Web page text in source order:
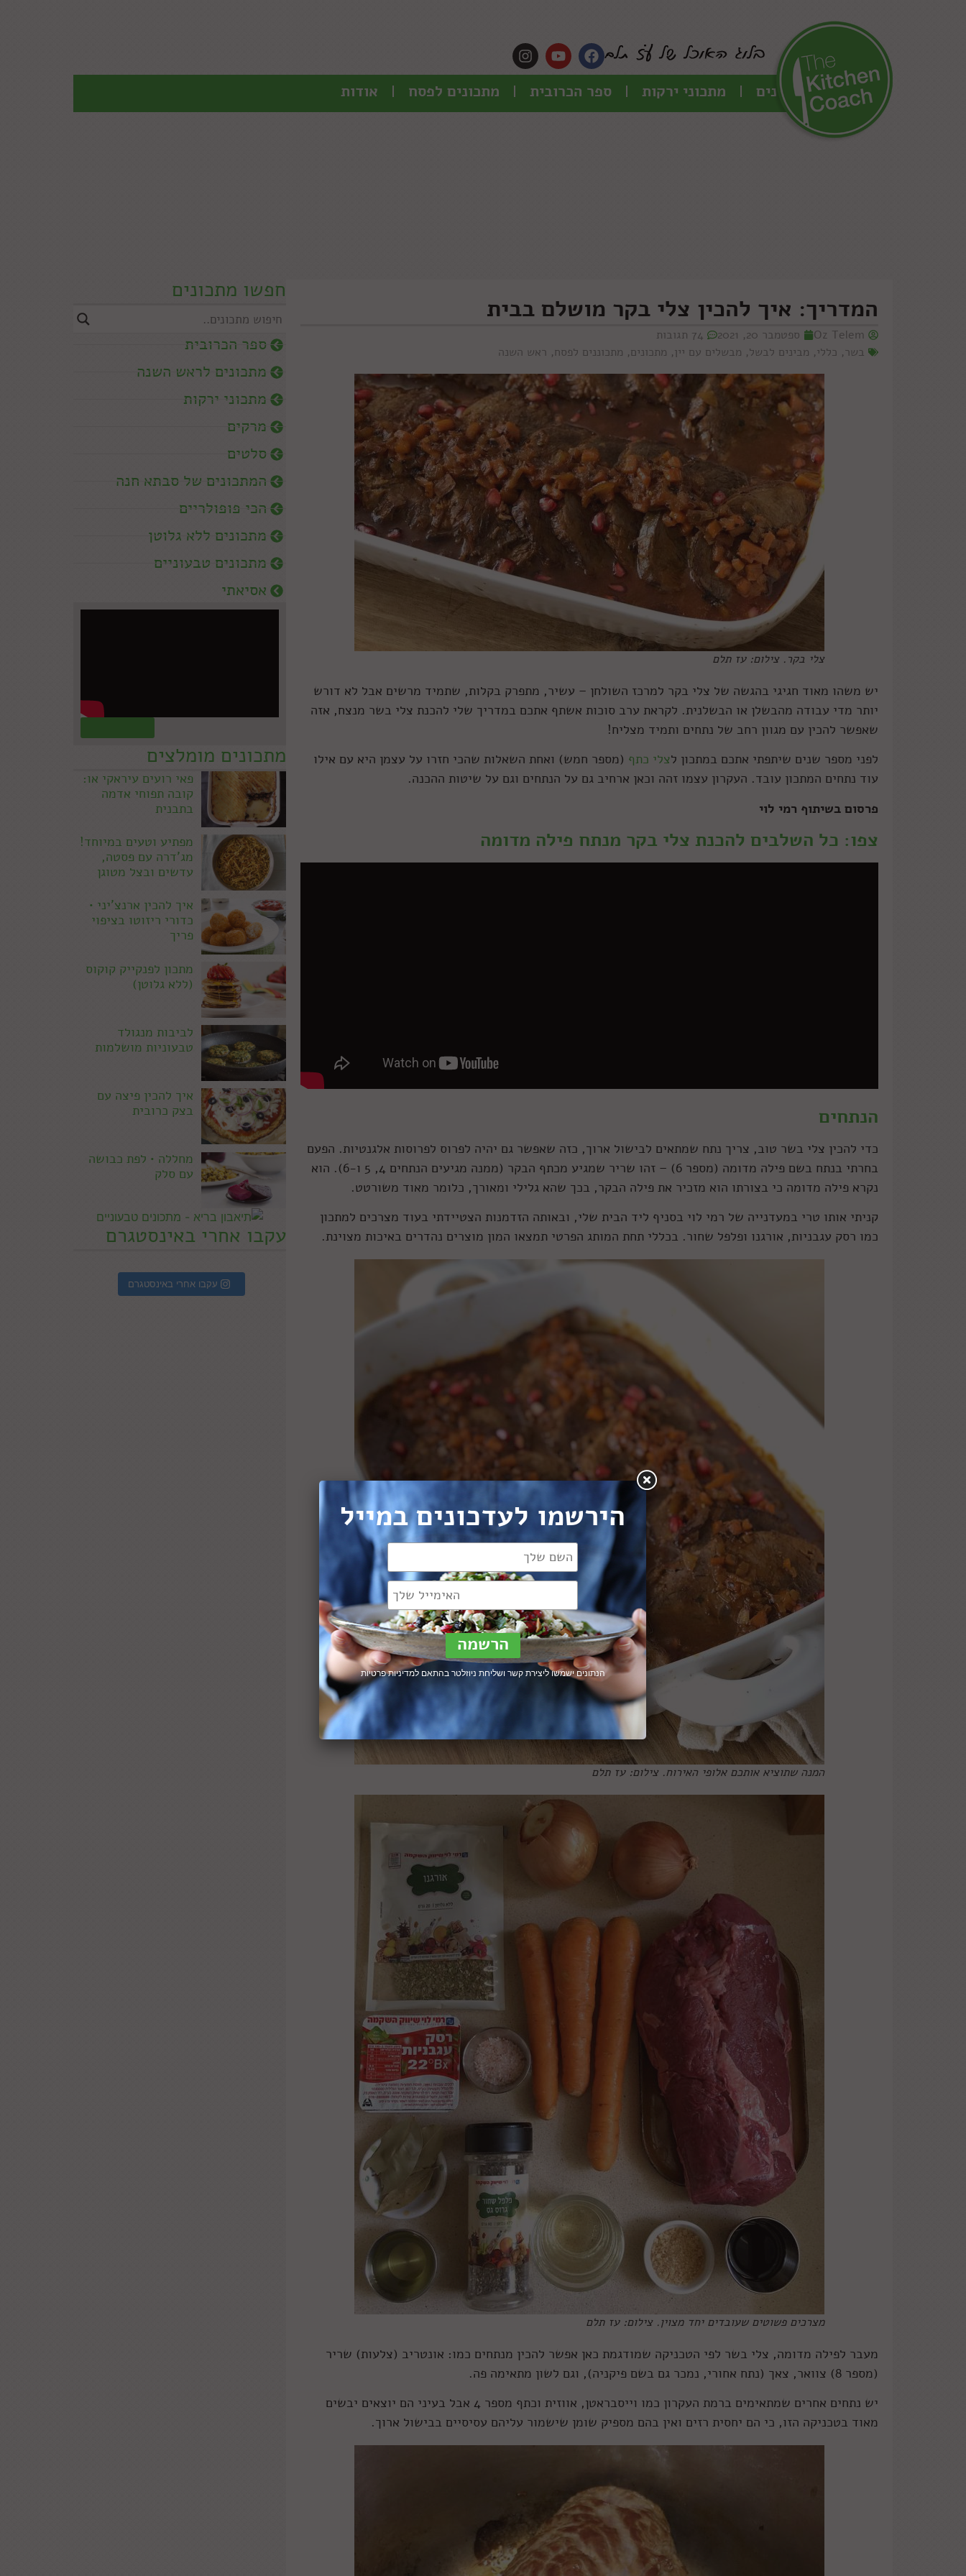
כל המתכונים מתכוני ירקות ספר הכרובית מתכונים לפסח אודות
חפשו מתכונים
ספר הכרובית
מתכונים לראש השנה
מתכוני ירקות
מרקים
סלטים
המתכונים של סבתא חנה
הכי פופולריים
מתכונים ללא גלוטן
מתכונים טבעוניים
אסיאתי
מתכונים מומלצים
פאי רועים עיראקי או:
קובה תפוחי אדמה
בתבנית
מפתיע וטעים במיוחד!
מג'דרה עם פסטה,
עדשים ובצל מטוגן
איך להכין ארנצ'יני •
כדורי ריזוטו בציפוי
פריך
מתכון לפנקייק קוקוס
(ללא גלוטן)
לביבות מנגולד
טבעוניות מושלמות
איך להכין פיצה עם
בצק כרובית
מחללה • לפת כבושה
עם סלק
עקבו אחרי באינסטגרם
עקבו אחרי באינסטגרם
המדריך: איך להכין צלי בקר מושלם בבית
Oz Telem ספטמבר 20, 2021
74 תגובות
בשר, כללי, מבינים לבשל, מבשלים עם יין, מתכונים, מתכוננים לפסח, ראש השנה
צלי בקר. צילום: עז תלם
יש משהו מאוד חגיגי בהגשה של צלי בקר למרכז השולחן – עשיר, מתפרק בקלות, שתמיד מרשים אבל לא דורש
יותר מדי עבודה מהבשלן או הבשלנית. לקראת ערב סוכות אשתף אתכם במדריך שלי להכנת צלי בשר מנצח, אזה
שאפשר להכין עם מגוון רחב של נתחים ותמיד מצליח!
לפני מספר שנים שיתפתי אתכם במתכון לצלי כתף (מספר חמש) ואחת השאלות שהכי חזרו על עצמן היא עם אילו
עוד נתחים המתכון עובד. העקרון עצמו זהה וכאן ארחיב גם על הנתחים וגם על שיטות ההכנה.
פרסום בשיתוף רמי לוי
צפו: כל השלבים להכנת צלי בקר מנתח פילה מדומה
הנתחים
כדי להכין צלי בשר טוב, צריך נתח שמתאים לבישול ארוך, כזה שאפשר גם יהיה לפרוס לפרוסות אלגנטיות. הפעם
בחרתי בנתח בשם פילה מדומה (מספר 6) – זהו שריר שמגיע מכתף הבקר (ממנה מגיעים הנתחים 4, 5 ו-6). הוא
נקרא פילה מדומה כי בצורתו הוא מזכיר את פילה הבקר, בכך שהא גלילי ומאורך, כלומר מאוד משורטט.
קניתי אותו טרי במעדנייה של רמי לוי בסניף ליד הבית שלי, ובאותה הזדמנות הצטיידתי בעוד מצרכים למתכון
כמו רסק עגבניות, אורגנו ופלפל שחור. בכללי תחת המותג הפרטי תמצאו המון מוצרים נהדרים באיכות מצוינת.
המנה שתוציא אותכם אלופי האירוח. צילום: עז תלם
מצרכים פשוטים שעובדים יחד מצוין. צילום: עז תלם
מעבר לפילה מדומה, צלי בשר לפי הטכניקה שמודגמת כאן אפשר להכין מנתחים כמו: אונטריב (צלעות) שריר
(מספר 8) צוואר, צאך (נתח אחורי, נמכר גם בשם פיקניה), וגם לשון מתאימה פה.
יש נתחים אחרים שמתאימים ברמת העקרון כמו וייסבראטן, אווזית וכתף מספר 4 אבל בעיני הם יוצאים יבשים
מאוד בטכניקה הזו, כי הם יחסית רזים ואין בהם מספיק שומן שישמור עליהם עסיסיים בבישול ארוך.
הירשמו לעדכונים במייל
הנתונים ישמשו ליצירת קשר ושליחת ניוזלטר בהתאם למדיניות פרטיות